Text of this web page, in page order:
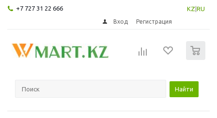
+7 727 31 22 666 KZ RU
Вход Регистрация
Найти